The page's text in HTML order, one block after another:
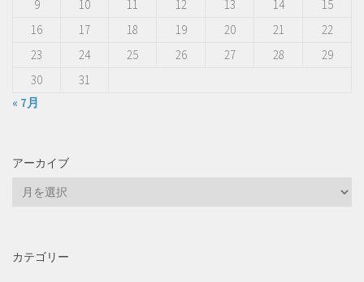
9
10 11 12 13 14
15
16
17 18 19 20 21
22
23
24 25 26 27 28
29
30
31
« 7月
アーカイブ
ブ
カテゴリー